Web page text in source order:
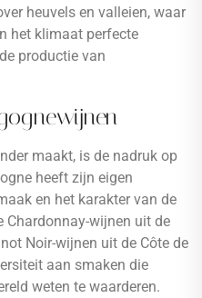
heuvels en valleien, waar
het klimaat perfecte
productie van
maakt, is de nadruk op
heeft zijn eigen
en het karakter van de
Chardonnay-wijnen uit de
Noir-wijnen uit de Côte de
aan smaken die
weten te waarderen.